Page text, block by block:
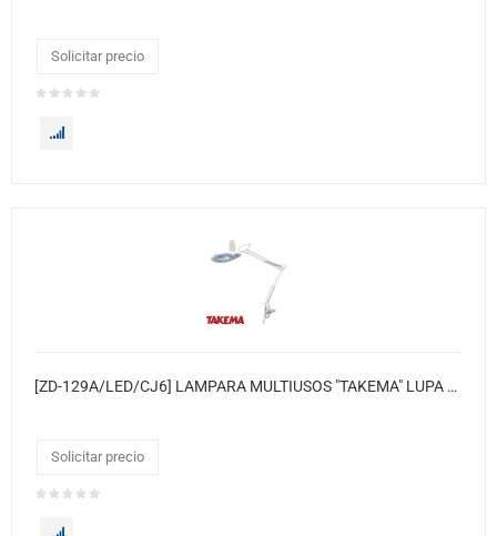
Solicitar precio
[ZD-129A/LED/CJ6] LAMPARA MULTIUSOS "TAKEMA" LUPA 5 DIOPTER 80LED 15W 220VAC, CJX6
Solicitar precio